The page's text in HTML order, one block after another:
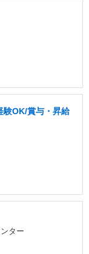
験OK/賞与・昇給
ター